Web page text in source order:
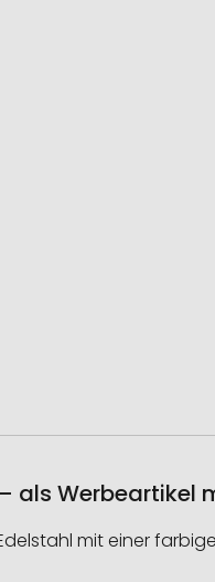
als Werbeartikel
mit einer